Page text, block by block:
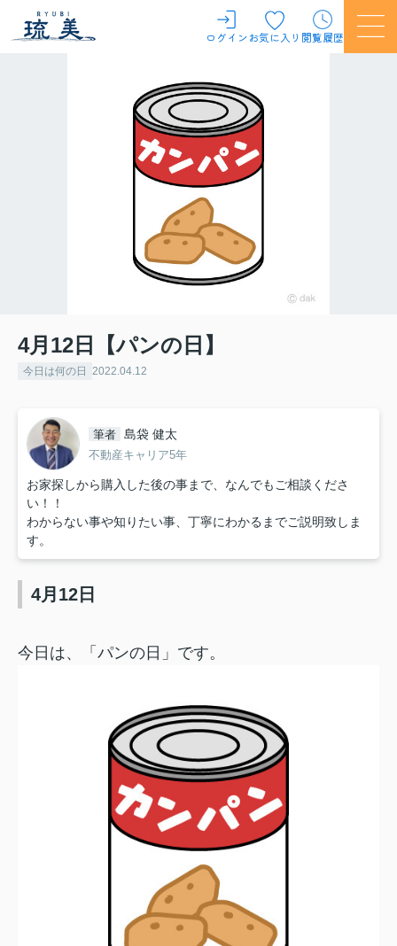
ログインお気に入り 閲覧履歴
4月12日【パンの日】
今日は何の日 2022.04.12
筆者 島袋 健太
不動産キャリア5年
お家探しから購入した後の事まで、なんでもご相談くださ
い！！
わからない事や知りたい事、丁寧にわかるまでご説明致しま
す。
4月12日
今日は、「パンの日」です。